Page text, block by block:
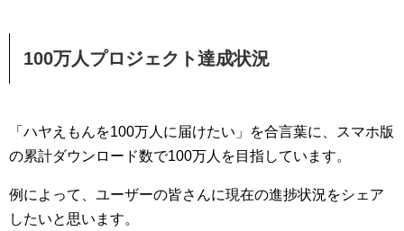
100万人プロジェクト達成状況
「ハヤえもんを100万人に届けたい」を合言葉に、スマホ版
の累計ダウンロード数で100万人を目指しています。
例によって、ユーザーの皆さんに現在の進捗状況をシェア
したいと思います。